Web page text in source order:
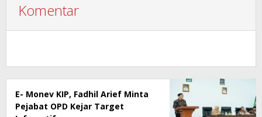
Komentar
E- Monev KIP, Fadhil Arief Minta
Pejabat OPD Kejar Target